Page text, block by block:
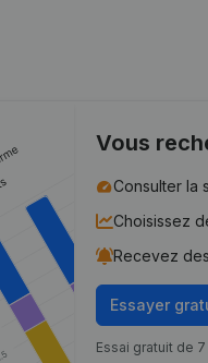
Vous
Consulter la
Choisissez
Recevez
Essayer
Essai gratuit de